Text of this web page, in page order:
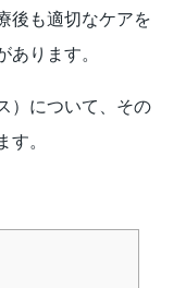
後も適切なケアを
あります。
）について、その
す。